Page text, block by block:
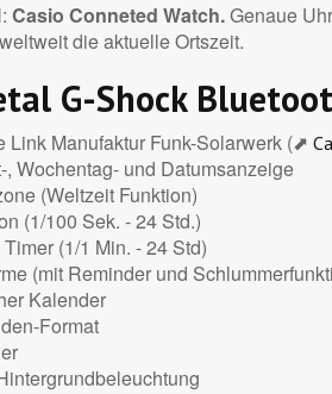
Casio Conneted Watch.Genaue
die aktuelle Ortszeit.
G-Shock
Link Manufaktur Funk-Solarwerk (⬈
Wochentag- und Datumsanzeige
(Weltzeit Funktion)
(1/100 Sek. - 24 Std.)
(1/1 Min. - 24 Std)
(mit Reminder und
Kalender
Format